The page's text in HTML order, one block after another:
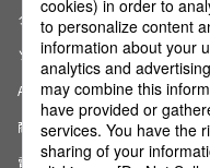
クッキーの使用について
ソーシャルメディアポリシー
AI倫理宣言
商標・登録商標について
電子公告